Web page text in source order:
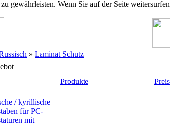
gewährleisten. Wenn Sie auf der Seite
» Laminat Schutz
Produkte